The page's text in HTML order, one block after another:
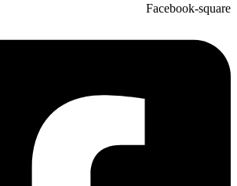
Facebook-square